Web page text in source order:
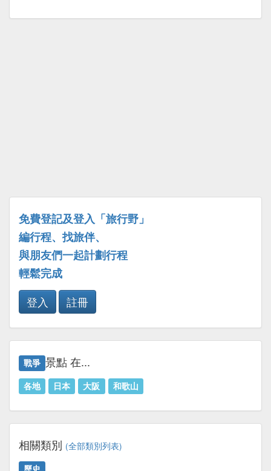
免費登記及登入「旅行野」
編行程、找旅伴、
與朋友們一起計劃行程
輕鬆完成
登入
註冊
戰爭 景點 在...
各地 日本 大阪 和歌山
相關類別 (全部類別列表)